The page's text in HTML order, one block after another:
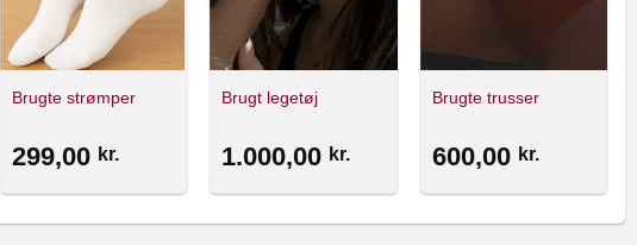
Brugte strømper
299,00 kr.
Brugt legetøj
1.000,00 kr.
Brugte trusser
600,00 kr.